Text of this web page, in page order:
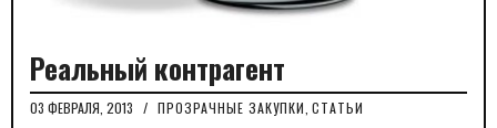
Реальный контрагент
03 ФЕВРАЛЯ, 2013 / ПРОЗРАЧНЫЕ ЗАКУПКИ СТАТЬИ